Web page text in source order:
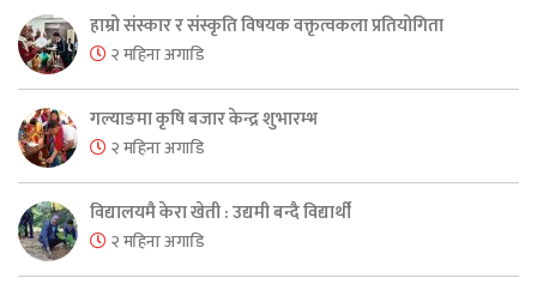
हाम्रो संस्कार र संस्कृति विषयक वक्तृत्वकला प्रतियोगिता
२ महिना अगाडि
गल्याङमा कृषि बजार केन्द्र शुभारम्भ
२ महिना अगाडि
विद्यालयमै केरा खेती : उद्यमी बन्दै विद्यार्थी
२ महिना अगाडि